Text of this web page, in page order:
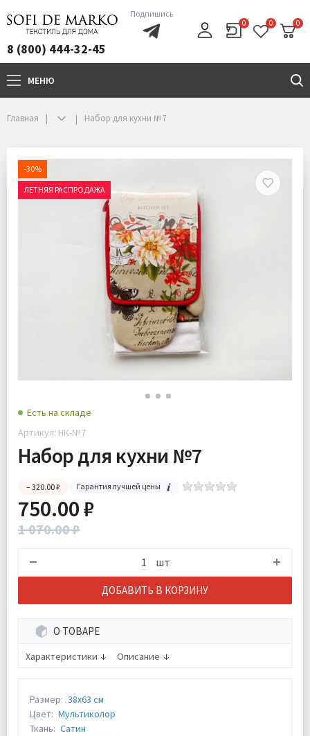
8 (800) 444-32-45
Подпишись
0 0 0
МЕНЮ
Главная Набор для кухни №7
-30%
ЛЕТНЯЯ РАСПРОДАЖА
Есть на складе
Артикул: НК-№7
Набор для кухни №7
– 320.00 ₽ Гарантия лучшей цены
750.00 ₽
1 070.00 ₽
шт
ДОБАВИТЬ В КОРЗИНУ
О ТОВАРЕ
Характеристики Описание
Размер: 38х63 см
Цвет: Мультиколор
Ткань: Сатин